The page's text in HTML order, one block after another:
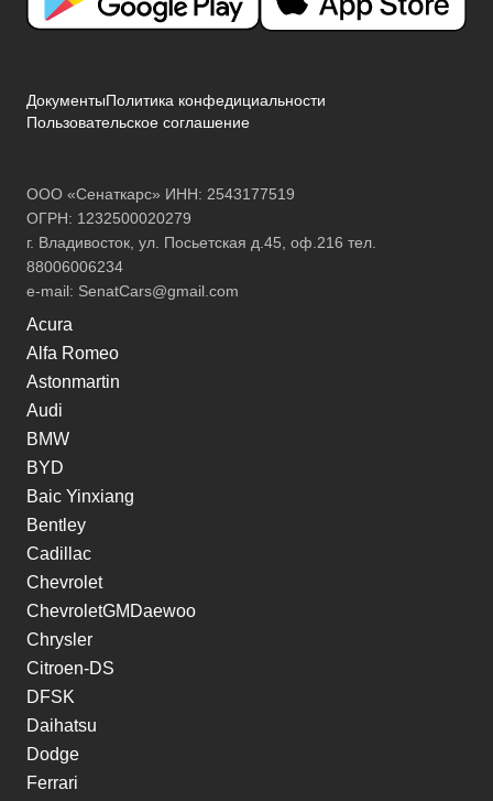
ДокументыПолитика конфедициальности
Пользовательское соглашение
ООО «Сенаткарс» ИНН: 2543177519
ОГРН: 1232500020279
г. Владивосток, ул. Посьетская д.45, оф.216 тел.
88006006234
e-mail: SenatCars@gmail.com
Acura
Alfa Romeo
Astonmartin
Audi
BMW
BYD
Baic Yinxiang
Bentley
Cadillac
Chevrolet
ChevroletGMDaewoo
Chrysler
Citroen-DS
DFSK
Daihatsu
Dodge
Ferrari